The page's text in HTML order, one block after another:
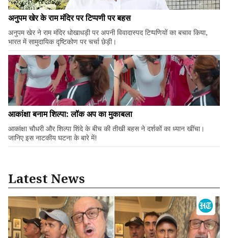
अनुपम खेर के राम मंदिर पर टिप्पणी पर बहस
अनुपम खेर ने राम मंदिर धोखाधड़ी पर अपनी विवादास्पद टिप्पणियों का बचाव किया,
भारत में सामुदायिक दृष्टिकोण पर चर्चा छेड़ी।
आकांक्षा बनाम शिल्पा: लॉक अप का मुकाबला
आकांक्षा चौधरी और शिल्पा शिंदे के बीच की तीखी बहस ने दर्शकों का ध्यान खींचा।
जानिए इस नाटकीय घटना के बारे में!
Latest News